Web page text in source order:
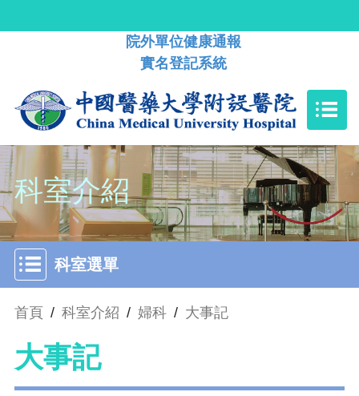
院外單位健康通報
實名登記系統
科室介紹
科室選單
首頁 / 科室介紹 / 婦科 / 大事記
大事記